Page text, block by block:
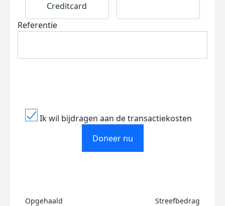
Creditcard
Referentie
Ik wil bijdragen aan de transactiekosten
Doneer nu
Opgehaald Streefbedrag